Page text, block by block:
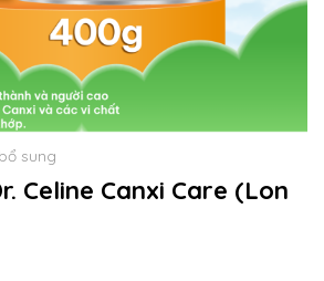
sung
Celine Canxi Care (Lon